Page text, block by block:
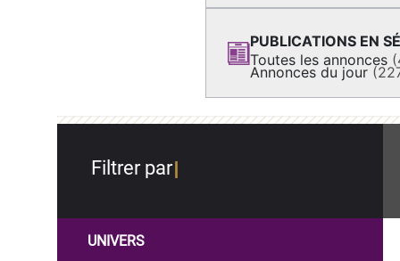
PUBLICATIONS EN
Toutes les annonces
Annonces du jour
Filtrer par
UNIVERS